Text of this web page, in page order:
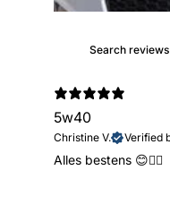
5w40
Christine V. Verified
Alles bestens 😊👍🏻